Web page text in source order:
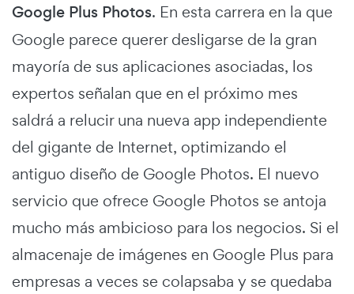
Google Plus Photos. En esta carrera en la que
Google parece querer desligarse de la gran
mayoría de sus aplicaciones asociadas, los
expertos señalan que en el próximo mes
saldrá a relucir una nueva app independiente
del gigante de Internet, optimizando el
antiguo diseño de Google Photos. El nuevo
servicio que ofrece Google Photos se antoja
mucho más ambicioso para los negocios. Si el
almacenaje de imágenes en Google Plus para
empresas a veces se colapsaba y se quedaba